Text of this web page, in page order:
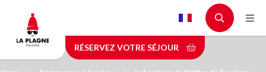
contenu
principal
RÉSERVEZ VOTRE SÉJOUR